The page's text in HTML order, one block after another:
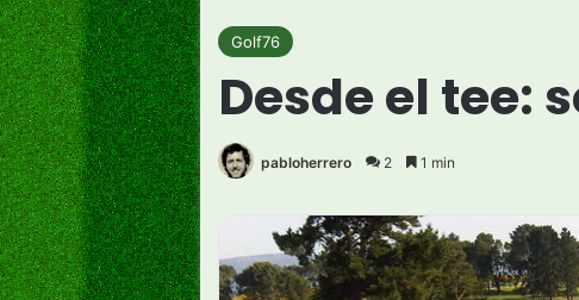
Golf76
Desde el tee:
pabloherrero 2 1 min